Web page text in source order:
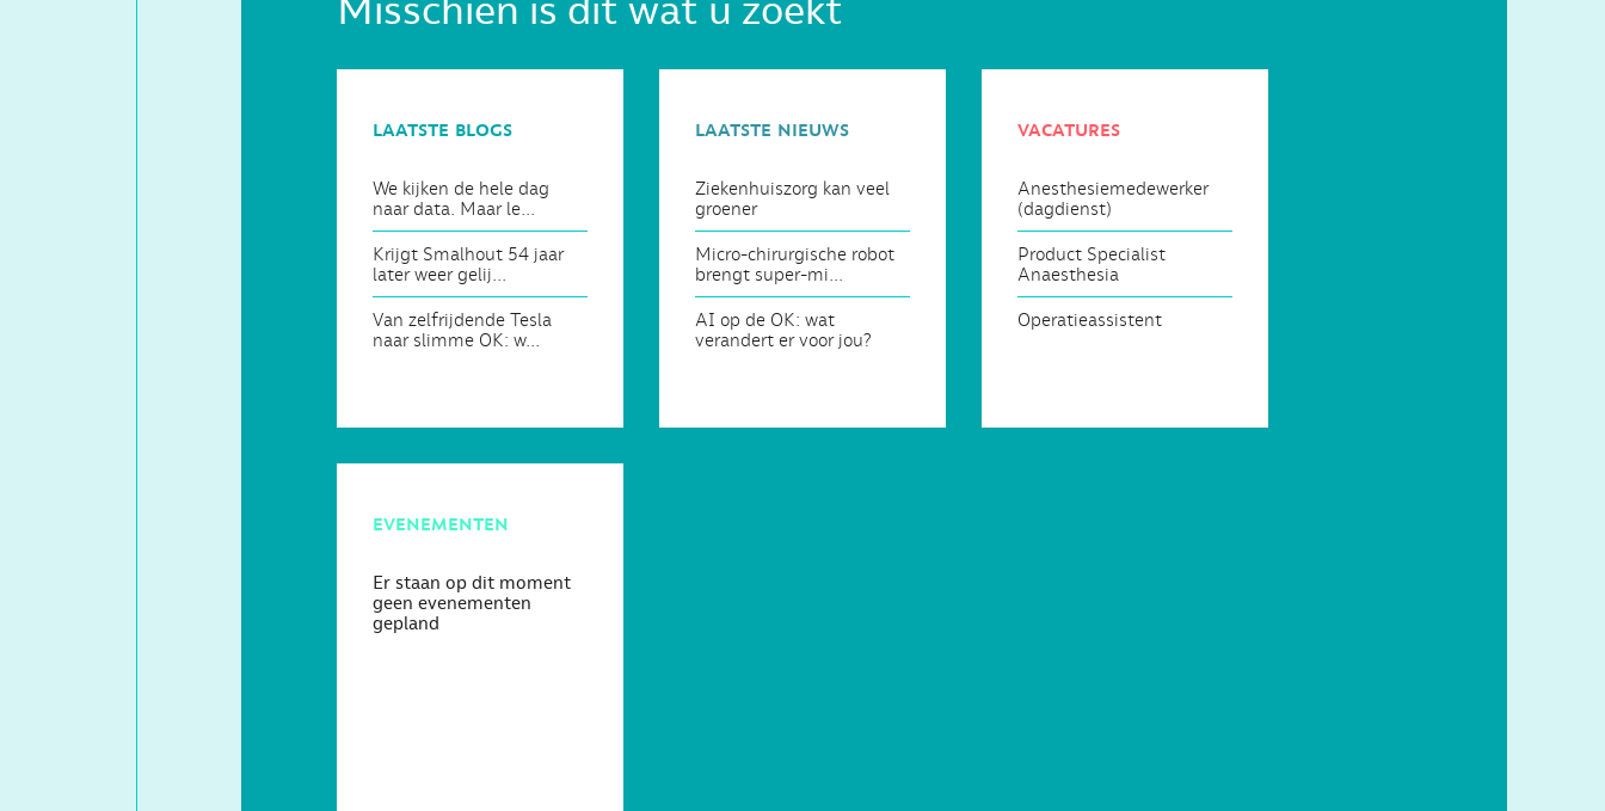
Misschien is dit wat u zoekt
laatste blogs
We kijken de hele dag
naar data. Maar le...
Krijgt Smalhout 54 jaar
later weer gelij...
Van zelfrijdende Tesla
naar slimme OK: w...
laatste nieuws
Ziekenhuiszorg kan veel
groener
Micro-chirurgische robot
brengt super-mi...
AI op de OK: wat
verandert er voor jou?
vacatures
Anesthesiemedewerker
(dagdienst)
Product Specialist
Anaesthesia
Operatieassistent
evenementen
Er staan op dit moment
geen evenementen
gepland